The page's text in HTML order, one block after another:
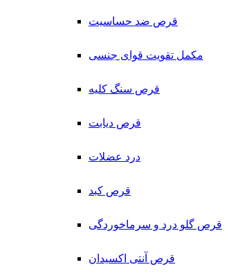
قرص ضد حساسیت
مکمل تقویت قوای جنسی
قرص سنگ کلیه
قرص دیابت
درد عضلات
قرص کبد
قرص گلو درد و سرماخوردگی
قرص آنتی اکسیدان